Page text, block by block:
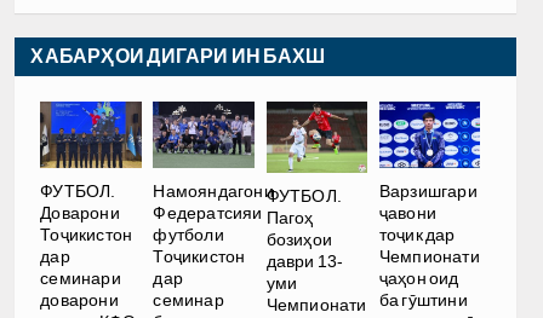
ХАБАРҲОИ ДИГАРИ ИН БАХШ
ФУТБОЛ.
Доварони
Тоҷикистон
дар
семинари
доварони
Намояндагони
Федератсияи
футболи
Тоҷикистон
дар
семинар
ФУТБОЛ.
Пагоҳ
бозиҳои
даври 13-
уми
Чемпионати
Варзишгари
ҷавони
тоҷик дар
Чемпионати
ҷаҳон оид
ба гӯштини